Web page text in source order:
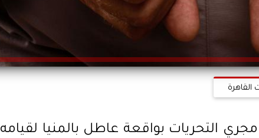
القاهرة
مجري التحريات بواقعة عاطل بالمنيا لقيامه